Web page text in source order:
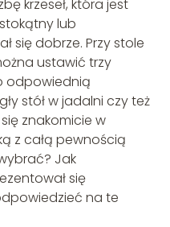
krzeseł, która jest
lub
się dobrze. Przy stole
ustawić trzy
odpowiednią
stół w jadalni czy też
znakomicie w
z całą pewnością
Jak
się
na te